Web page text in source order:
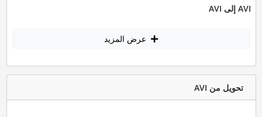
AVI إلى AVI
عرض المزيد
تحويل من AVI